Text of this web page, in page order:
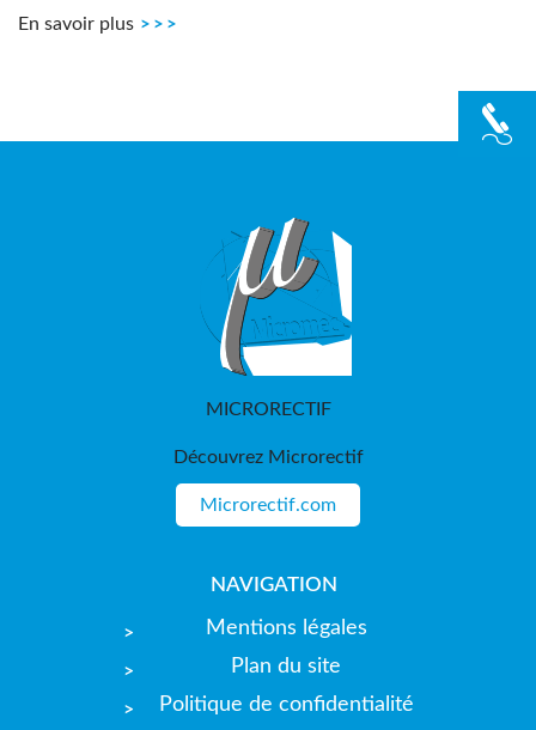
En savoir plus
MICRORECTIF
Découvrez Microrectif
Microrectif.com
NAVIGATION
Mentions légales
Plan du site
Politique de confidentialité